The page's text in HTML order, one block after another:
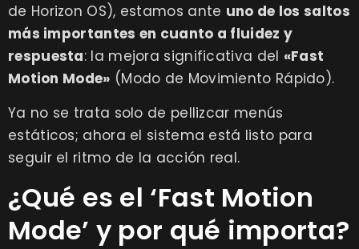
de Horizon OS), estamos ante uno de los saltos
más importantes en cuanto a fluidez y
respuesta: la mejora significativa del «Fast
Motion Mode» (Modo de Movimiento Rápido).
Ya no se trata solo de pellizcar menús
estáticos; ahora el sistema está listo para
seguir el ritmo de la acción real.
¿Qué es el ‘Fast Motion
Mode’ y por qué importa?